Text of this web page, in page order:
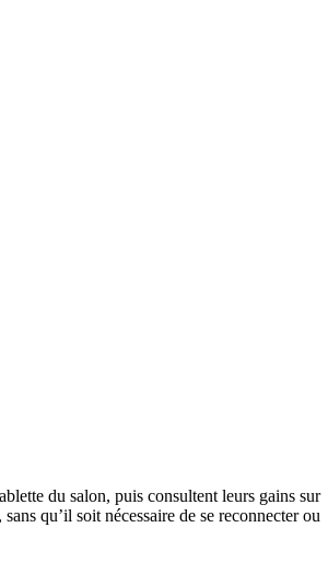
du salon, puis consultent leurs gains sur
qu’il soit nécessaire de se reconnecter ou